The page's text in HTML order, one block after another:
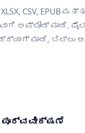
CSV, EPUB
ಅಪ್ಲೋಡ್ ಮಾಡಿ.
ಮಾಡಿ, ಬಿಟ್ಟು
ಪೂರ್ವವೀಕ್ಷಣೆ